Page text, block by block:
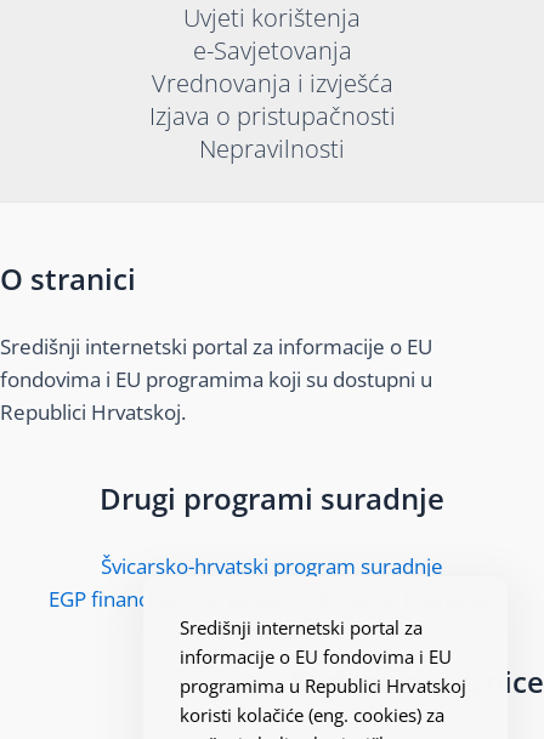
Uvjeti korištenja
e-Savjetovanja
Vrednovanja i izvješća
Izjava o pristupačnosti
Nepravilnosti
O stranici
Središnji internetski portal za informacije o EU
fondovima i EU programima koji su dostupni u
Republici Hrvatskoj.
Drugi programi suradnje
Švicarsko-hrvatski program suradnje
EGP financijski mehanizam i Norveški financijski
mehanizam
Korisne poveznice
Središnji internetski portal za
informacije o EU fondovima i EU
programima u Republici Hrvatskoj
koristi kolačiće (eng. cookies) za